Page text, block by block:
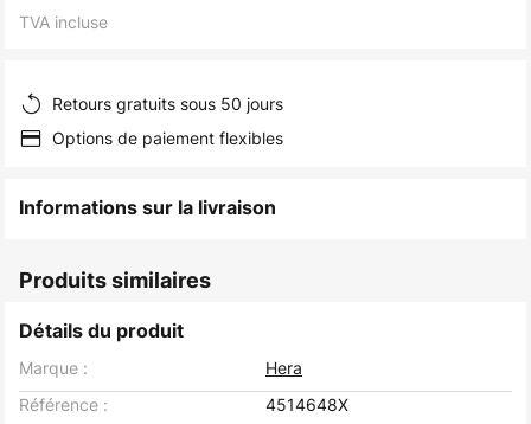
images
gallery
TVA incluse
Retours gratuits sous 50 jours
Options de paiement flexibles
Informations sur la livraison
Produits similaires
Détails du produit
Marque :
Hera
Référence :
4514648X